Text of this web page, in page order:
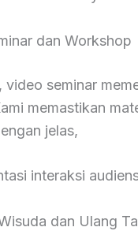
dan Workshop
seminar
memastikan
jelas,
interaksi
dan Ulang